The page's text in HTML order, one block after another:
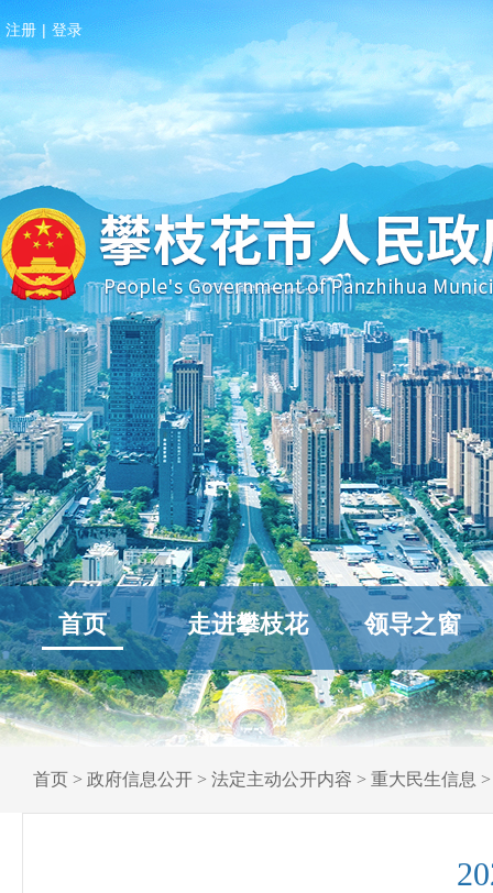
注册 | 登录
首页 走进攀枝花 领导之窗
首页 > 政府信息公开 > 法定主动公开内容 > 重大民生信息